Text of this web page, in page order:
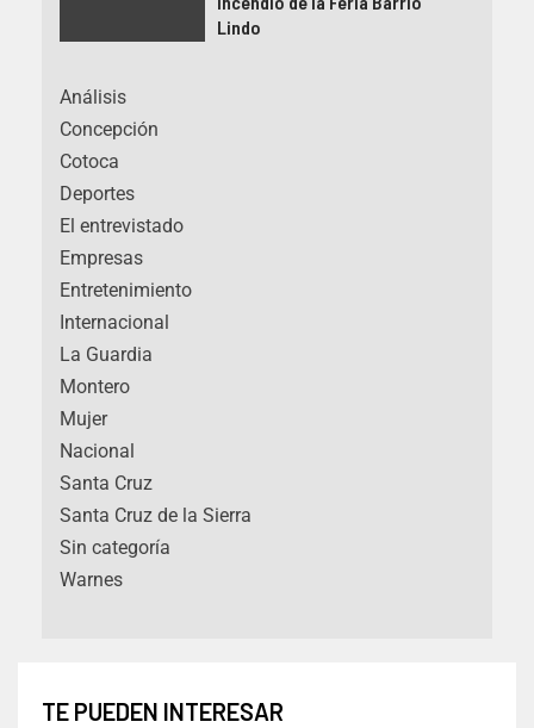
Lindo
Análisis
Concepción
Cotoca
Deportes
El entrevistado
Empresas
Entretenimiento
Internacional
La Guardia
Montero
Mujer
Nacional
Santa Cruz
Santa Cruz de la Sierra
Sin categoría
Warnes
TE PUEDEN INTERESAR